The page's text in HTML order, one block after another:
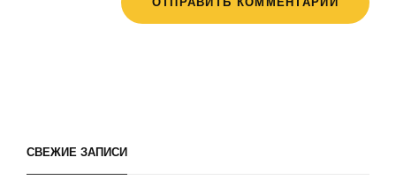
СВЕЖИЕ ЗАПИСИ